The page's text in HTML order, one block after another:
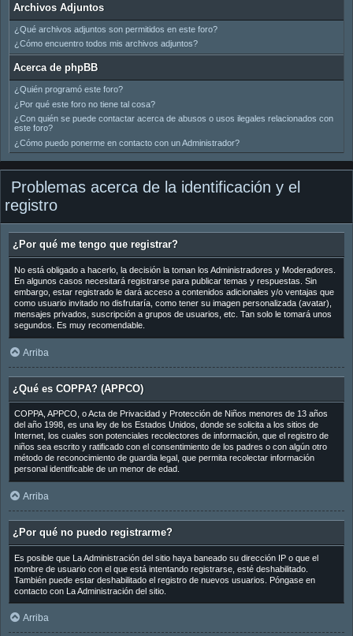
Archivos Adjuntos
¿Qué archivos adjuntos son permitidos en este foro?
¿Cómo encuentro todos mis archivos adjuntos?
Acerca de phpBB
¿Quién programó este foro?
¿Por qué este foro no tiene tal cosa?
¿Con quién se puede contactar acerca de abusos o usos ilegales relacionados con
este foro?
¿Cómo puedo ponerme en contacto con un Administrador?
Problemas acerca de la identificación y el
registro
¿Por qué me tengo que registrar?
No está obligado a hacerlo, la decisión la toman los Administradores y Moderadores.
En algunos casos necesitará registrarse para publicar temas y respuestas. Sin
embargo, estar registrado le dará acceso a contenidos adicionales y/o ventajas que
como usuario invitado no disfrutaría, como tener su imagen personalizada (avatar),
mensajes privados, suscripción a grupos de usuarios, etc. Tan solo le tomará unos
segundos. Es muy recomendable.
Arriba
¿Qué es COPPA? (APPCO)
COPPA, APPCO, o Acta de Privacidad y Protección de Niños menores de 13 años
del año 1998, es una ley de los Estados Unidos, donde se solicita a los sitios de
Internet, los cuales son potenciales recolectores de información, que el registro de
niños sea escrito y ratificado con el consentimiento de los padres o con algún otro
método de reconocimiento de guardia legal, que permita recolectar información
personal identificable de un menor de edad.
Arriba
¿Por qué no puedo registrarme?
Es posible que La Administración del sitio haya baneado su dirección IP o que el
nombre de usuario con el que está intentando registrarse, esté deshabilitado.
También puede estar deshabilitado el registro de nuevos usuarios. Póngase en
contacto con La Administración del sitio.
Arriba